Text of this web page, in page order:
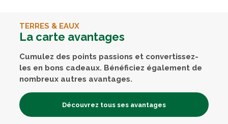
TERRES & EAUX
La carte avantages
Cumulez des points passions et convertissez-
les en bons cadeaux. Bénéficiez également de
nombreux autres avantages.
Découvrez tous ses avantages